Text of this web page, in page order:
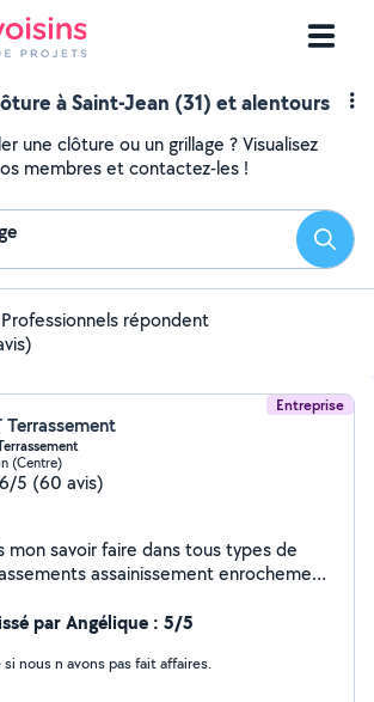
à Saint-Jean (31) et alentours
une clôture ou un grillage ? Visualisez
membres et contactez-les !
répondent
Entreprise
Terrassement
(Centre)
5 (60 avis)
mon savoir faire dans tous types de
assainissement enrochement,
ce qui est lié aux travaux publics.
par Angélique : 5/5
nous n avons pas fait affaires.